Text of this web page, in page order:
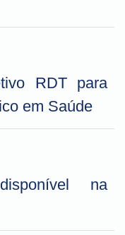
RDT para
em Saúde
na